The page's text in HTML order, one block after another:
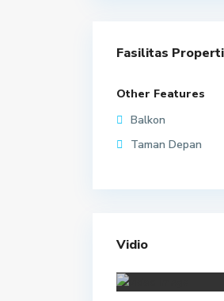
Fasilitas Properti
Other Features
Balkon
Taman Depan
Vidio